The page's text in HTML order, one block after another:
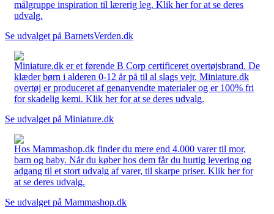
målgruppe inspiration til lærerig leg. Klik her for at se deres
udvalg.
Se udvalget på BarnetsVerden.dk
Miniature.dk er et førende B Corp certificeret overtøjsbrand. De
klæder børn i alderen 0-12 år på til al slags vejr. Miniature.dk
overtøj er produceret af genanvendte materialer og er 100% fri
for skadelig kemi. Klik her for at se deres udvalg.
Se udvalget på Miniature.dk
Hos Mammashop.dk finder du mere end 4.000 varer til mor,
barn og baby. Når du køber hos dem får du hurtig levering og
adgang til et stort udvalg af varer, til skarpe priser. Klik her for
at se deres udvalg.
Se udvalget på Mammashop.dk